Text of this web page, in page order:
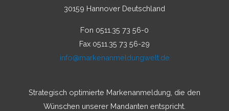
30159 Hannover Deutschland
Fon 0511.35 73 56-0
Fax 0511.35 73 56-29
info@markenanmeldungwelt.de
Strategisch optimierte Markenanmeldung, die den
Wünschen unserer Mandanten entspricht.